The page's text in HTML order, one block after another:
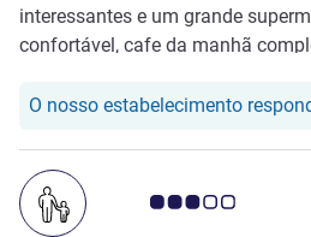
interessantes e um grande
confortável, cafe da manhã
O nosso estabelecimento
Nota clientes Avis 3.0/5